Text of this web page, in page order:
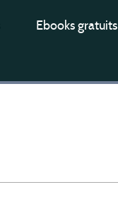
Ebooks gratuits